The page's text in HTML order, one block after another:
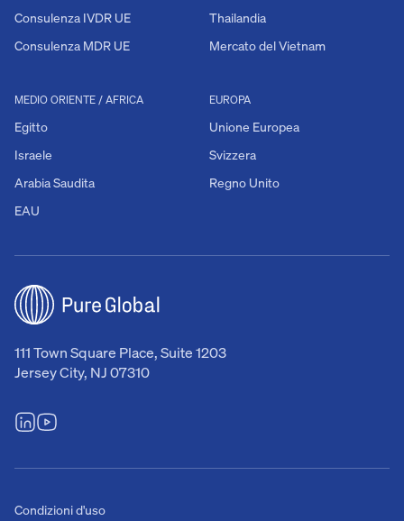
111 Town Square Place, Suite 1203
Jersey City, NJ 07310
Consulenza IVDR UE
Consulenza MDR UE
EUROPA
Unione Europea
Svizzera
Regno Unito
MEDIO ORIENTE / AFRICA
Egitto
Israele
Arabia Saudita
EAU
Thailandia
Mercato del Vietnam
Condizioni d'uso